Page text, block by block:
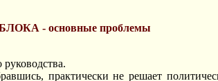
- основные проблемы
практически не решает